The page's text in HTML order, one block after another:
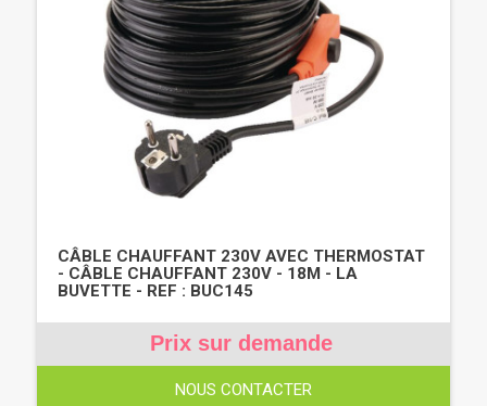
CÂBLE CHAUFFANT 230V AVEC THERMOSTAT
- CÂBLE CHAUFFANT 230V - 18M - LA
BUVETTE - REF : BUC145
Prix sur demande
NOUS CONTACTER